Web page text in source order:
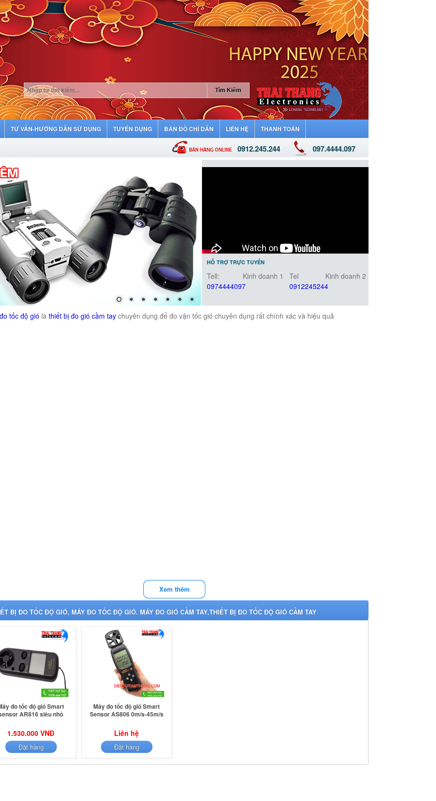
TƯ VẤN-HƯỚNG DẪN SỬ DỤNG TUYỂN DỤNG BẢN ĐỒ CHỈ DẪN LIÊN HỆ THANH TOÁN
0912.245.244 097.4444.097
HỖ TRỢ TRỰC TUYẾN
Tell:
0974444097
Kinh doanh 1
Tel
0912245244
Kinh doanh 2
tốc độ gió là thiết bị đo gió cầm tay chuyên dụng để đo vận tốc gió chuyên dụng rất chính xác và hiệu quả
Xem thêm
BỊ ĐO TỐC ĐỘ GIÓ, MÁY ĐO TỐC ĐỘ GIÓ. MÁY ĐO GIÓ CẦM TAY,THIẾT BỊ ĐO TỐC ĐỘ GIÓ CẦM TAY
đo tốc độ gió Smart
AR816 siêu nhỏ
1.530.000 VNĐ
Đặt hàng
Máy đo tốc độ gió Smart
Sensor AS806 0m/s-45m/s
Liên hệ
Đặt hàng